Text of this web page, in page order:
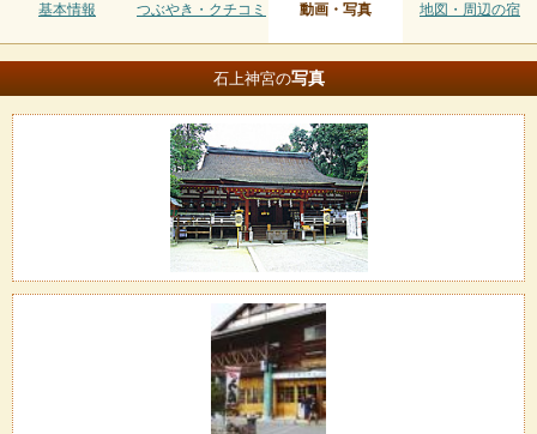
基本情報 つぶやき・クチコミ 動画・写真 地図・周辺の宿
石上神宮の写真